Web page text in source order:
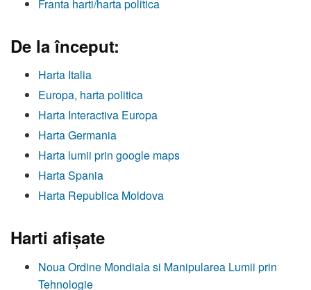
Franta harti/harta politica
De la început:
Harta Italia
Europa, harta politica
Harta Interactiva Europa
Harta Germania
Harta lumii prin google maps
Harta Spania
Harta Republica Moldova
Harti afişate
Noua Ordine Mondiala si Manipularea Lumii prin
Tehnologie